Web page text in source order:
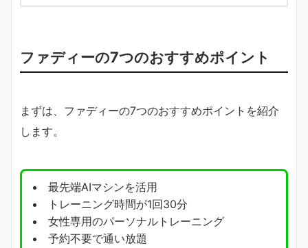
ファディーの7つのおすすめポイント
まずは、ファディーの7つのおすすめポイントを紹介
します。
最先端AIマシンを活用
トレーニング時間が1回30分
女性専用のパーソナルトレーニング
予約不要で通い放題